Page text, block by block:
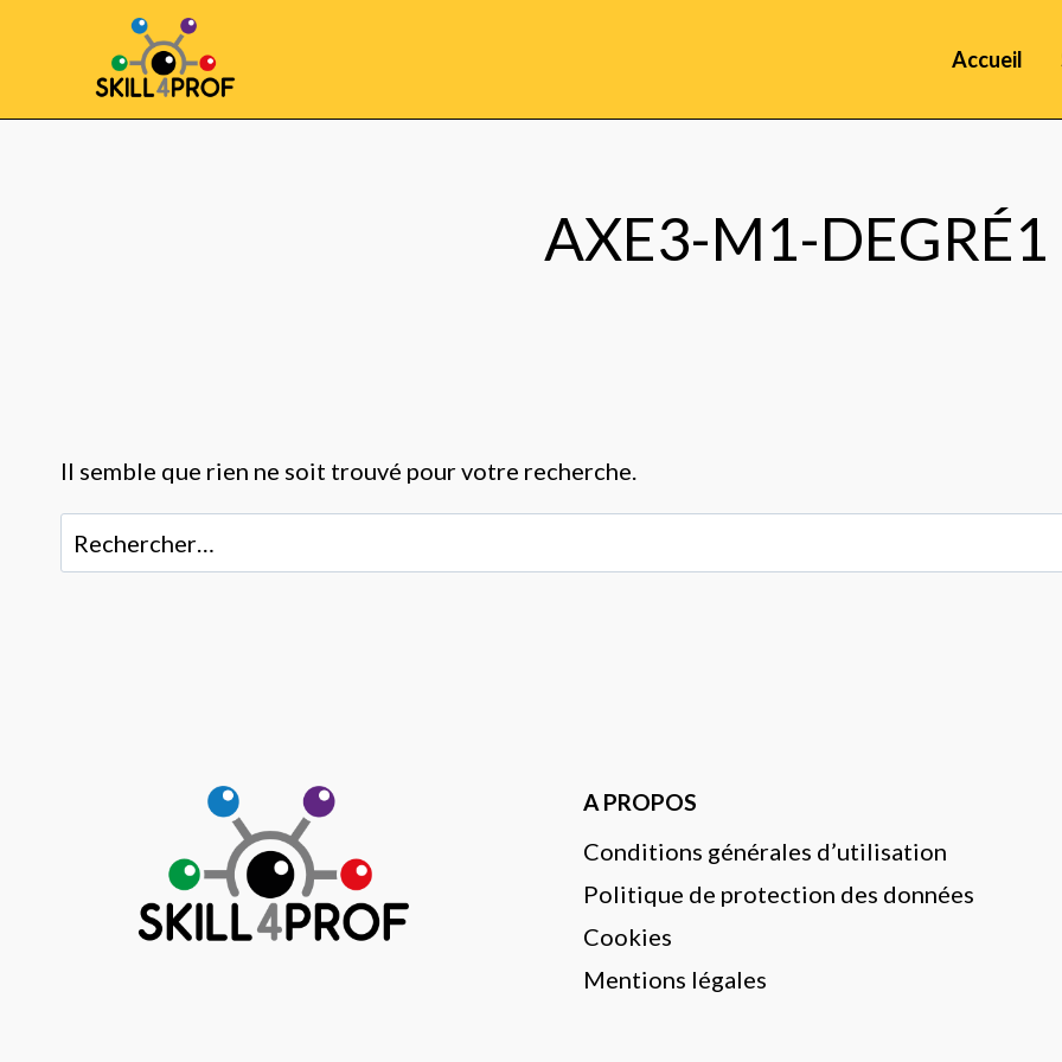
Accueil
AXE3-M1-DEGRÉ1
Il semble que rien ne soit trouvé pour votre recherche.
A PROPOS
Conditions générales d’utilisation
Politique de protection des données
Cookies
Mentions légales